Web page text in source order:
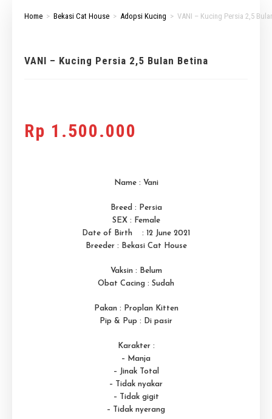
Home > Bekasi Cat House > Adopsi Kucing > VANI – Kucing Persia 2,5
VANI – Kucing Persia 2,5 Bulan Betina
Rp 1.500.000
Name : Vani
Breed : Persia
SEX : Female
Date of Birth : 12 June 2021
Breeder : Bekasi Cat House
Vaksin : Belum
Obat Cacing : Sudah
Pakan : Proplan Kitten
Pip & Pup : Di pasir
Karakter :
– Manja
– Jinak Total
– Tidak nyakar
– Tidak gigit
– Tidak nyerang